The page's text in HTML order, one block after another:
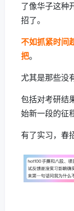
了像华子这种
招了。
不如抓紧时间
把。
尤其是那些没
包括对考研结
始新一段的征
有了实习，春